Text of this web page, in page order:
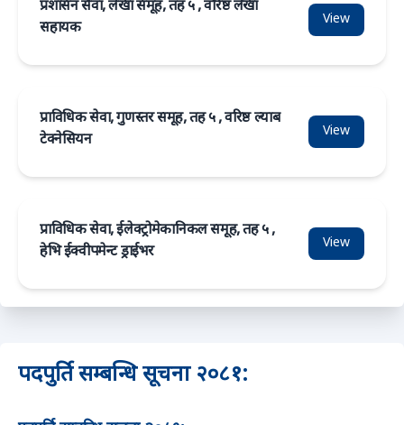
प्रशासन सेवा, लेखा समूह, तह ५ , वरिष्ठ लेखा
सहायक
View
प्राविधिक सेवा, गुणस्तर समूह, तह ५ , वरिष्ठ ल्याब
टेक्नेसियन
View
प्राविधिक सेवा, ईलेक्ट्रोमेकानिकल समूह, तह ५ ,
हेभि ईक्वीपमेन्ट ड्राईभर
View
पदपुर्ति सम्बन्धि सूचना २०८१: